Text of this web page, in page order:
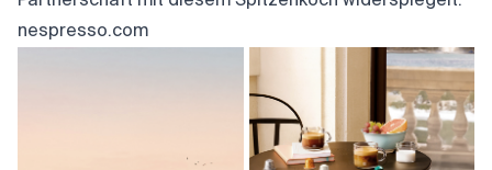
nespresso.com